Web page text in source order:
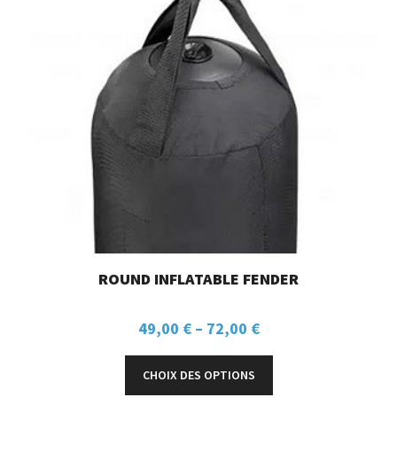
ROUND INFLATABLE FENDER
49,00 €– 72,00 €
CHOIX DES OPTIONS